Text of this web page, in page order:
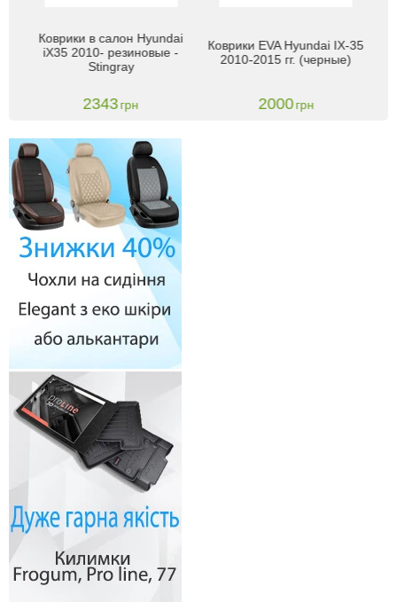
Коврики в салон Hyundai
iX35 2010- резиновые -
Stingray
2343грн
Коврики EVA Hyundai IX-35
2010-2015 гг. (черные)
2000грн